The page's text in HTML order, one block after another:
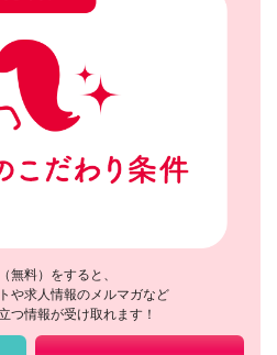
無料）をすると、
や求人情報のメルマガなど
つ情報が受け取れます！